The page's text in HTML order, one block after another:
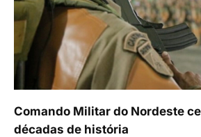
Comando Militar do Nordeste
décadas de história